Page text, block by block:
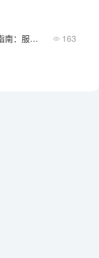
企业聊天软件私有化选型指南：服务器配置、运维成本 163